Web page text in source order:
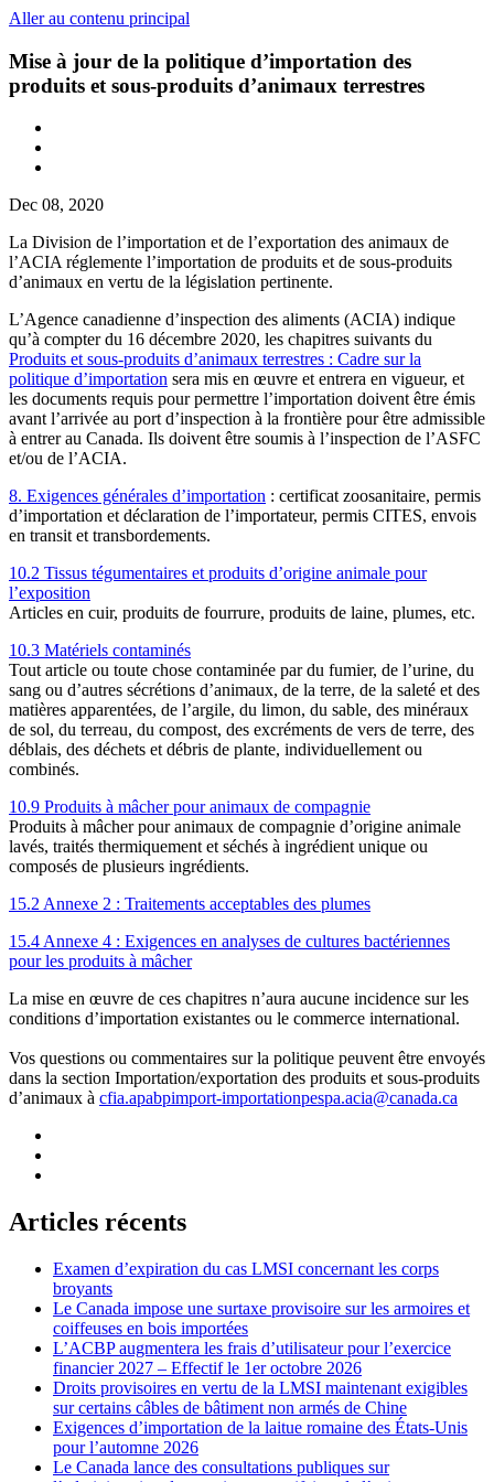
Aller au contenu principal
Mise à jour de la politique d’importation des
produits et sous-produits d’animaux terrestres
Dec 08, 2020
La Division de l’importation et de l’exportation des animaux de
l’ACIA réglemente l’importation de produits et de sous-produits
d’animaux en vertu de la législation pertinente.
L’Agence canadienne d’inspection des aliments (ACIA) indique
qu’à compter du 16 décembre 2020, les chapitres suivants du
Produits et sous-produits d’animaux terrestres : Cadre sur la
politique d’importation sera mis en œuvre et entrera en vigueur, et
les documents requis pour permettre l’importation doivent être émis
avant l’arrivée au port d’inspection à la frontière pour être admissible
à entrer au Canada. Ils doivent être soumis à l’inspection de l’ASFC
et/ou de l’ACIA.
8. Exigences générales d’importation : certificat zoosanitaire, permis
d’importation et déclaration de l’importateur, permis CITES, envois
en transit et transbordements.
10.2 Tissus tégumentaires et produits d’origine animale pour
l’exposition
Articles en cuir, produits de fourrure, produits de laine, plumes, etc.
10.3 Matériels contaminés
Tout article ou toute chose contaminée par du fumier, de l’urine, du
sang ou d’autres sécrétions d’animaux, de la terre, de la saleté et des
matières apparentées, de l’argile, du limon, du sable, des minéraux
de sol, du terreau, du compost, des excréments de vers de terre, des
déblais, des déchets et débris de plante, individuellement ou
combinés.
10.9 Produits à mâcher pour animaux de compagnie
Produits à mâcher pour animaux de compagnie d’origine animale
lavés, traités thermiquement et séchés à ingrédient unique ou
composés de plusieurs ingrédients.
15.2 Annexe 2 : Traitements acceptables des plumes
15.4 Annexe 4 : Exigences en analyses de cultures bactériennes
pour les produits à mâcher
La mise en œuvre de ces chapitres n’aura aucune incidence sur les
conditions d’importation existantes ou le commerce international.
Vos questions ou commentaires sur la politique peuvent être envoyés
dans la section Importation/exportation des produits et sous-produits
d’animaux à cfia.apabpimport-importationpespa.acia@canada.ca
Articles récents
Examen d’expiration du cas LMSI concernant les corps
broyants
Le Canada impose une surtaxe provisoire sur les armoires et
coiffeuses en bois importées
L’ACBP augmentera les frais d’utilisateur pour l’exercice
financier 2027 – Effectif le 1er octobre 2026
Droits provisoires en vertu de la LMSI maintenant exigibles
sur certains câbles de bâtiment non armés de Chine
Exigences d’importation de la laitue romaine des États-Unis
pour l’automne 2026
Le Canada lance des consultations publiques sur